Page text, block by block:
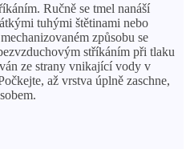
Ručně se tmel nanáší
tuhými štětinami nebo
způsobu se
stříkáním při tlaku
ze strany vnikající vody v
až vrstva úplně zaschne,